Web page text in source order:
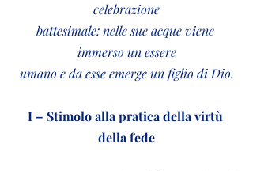
celebrazione
battesimale: nelle sue acque viene
immerso un essere
umano e da esse emerge un figlio di Dio.
I – Stimolo alla pratica della virtù
della fede